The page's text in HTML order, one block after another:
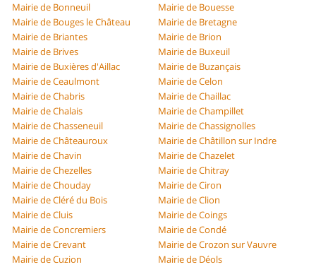
Mairie de Bonneuil
Mairie de Bouesse
Mairie de Bouges le Château
Mairie de Bretagne
Mairie de Briantes
Mairie de Brion
Mairie de Brives
Mairie de Buxeuil
Mairie de Buxières d'Aillac
Mairie de Buzançais
Mairie de Ceaulmont
Mairie de Celon
Mairie de Chabris
Mairie de Chaillac
Mairie de Chalais
Mairie de Champillet
Mairie de Chasseneuil
Mairie de Chassignolles
Mairie de Châteauroux
Mairie de Châtillon sur Indre
Mairie de Chavin
Mairie de Chazelet
Mairie de Chezelles
Mairie de Chitray
Mairie de Chouday
Mairie de Ciron
Mairie de Cléré du Bois
Mairie de Clion
Mairie de Cluis
Mairie de Coings
Mairie de Concremiers
Mairie de Condé
Mairie de Crevant
Mairie de Crozon sur Vauvre
Mairie de Cuzion
Mairie de Déols